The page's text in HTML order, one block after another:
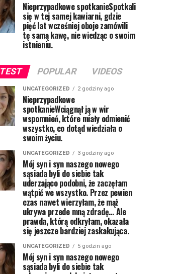
Nieprzypadkowe spotkanieSpotkali
się w tej samej kawiarni, gdzie
pięć lat wcześniej oboje zamówili
tę samą kawę, nie wiedząc o swoim
istnieniu.
POPULAR VIDEOS
UNCATEGORIZED 2 godziny ago
Nieprzypadkowe
spotkanieWciągnął ją w wir
wspomnień, które miały odmienić
wszystko, co dotąd wiedziała o
swoim życiu.
UNCATEGORIZED 3 godziny ago
Mój syn i syn naszego nowego
sąsiada byli do siebie tak
uderzająco podobni, że zaczęłam
wątpić we wszystko. Przez pewien
czas nawet wierzyłam, że mąż
ukrywa przede mną zdradę… Ale
prawda, którą odkryłam, okazała
się jeszcze bardziej zaskakująca.
UNCATEGORIZED 5 godzin ago
Mój syn i syn naszego nowego
sąsiada byli do siebie tak